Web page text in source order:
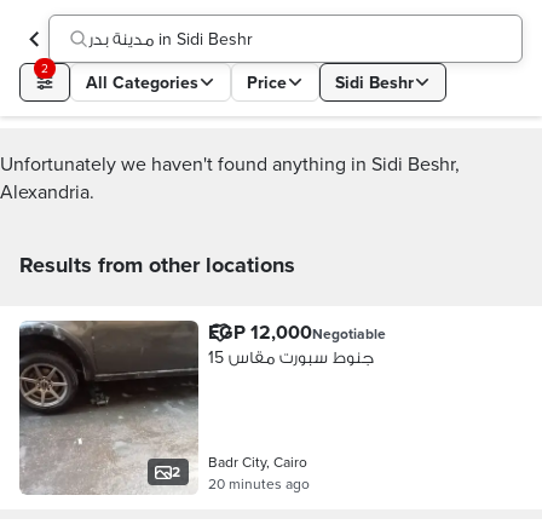
مدينة بدر in Sidi Beshr
2
All Categories Price Sidi Beshr
Unfortunately we haven't found anything in Sidi Beshr,
Alexandria.
Results from other locations
2
EGP 12,000Negotiable
جنوط سبورت مقاس 15
Badr City, Cairo
20 minutes ago